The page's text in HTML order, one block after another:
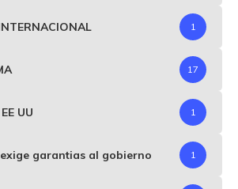
1
17
UU 1
garantias al gobierno 1